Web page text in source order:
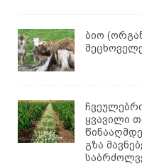
ბიო
ყვავილი
გზა